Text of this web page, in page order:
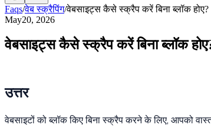
Faqs/वेब स्क्रैपिंग/वेबसाइट्स कैसे स्क्रैप करें बिना ब्लॉक होए?
May20, 2026
वेबसाइट्स कैसे स्क्रैप करें बिना ब्लॉक
उत्तर
वेबसाइटों को ब्लॉक किए बिना स्क्रैप करने के लिए, आपको